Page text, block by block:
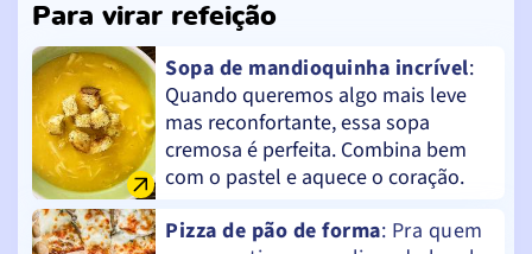
Para virar refeição
Sopa de mandioquinha incrível:
Quando queremos algo mais leve
mas reconfortante, essa sopa
cremosa é perfeita. Combina bem
com o pastel e aquece o coração.
Pizza de pão de forma: Pra quem